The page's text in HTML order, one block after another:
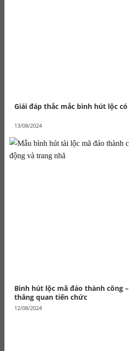
Giái đáp thắc mắc bình hút lộc
13/08/2024
Bình hút lộc mã đáo thành công
thăng quan tiến chức
12/08/2024